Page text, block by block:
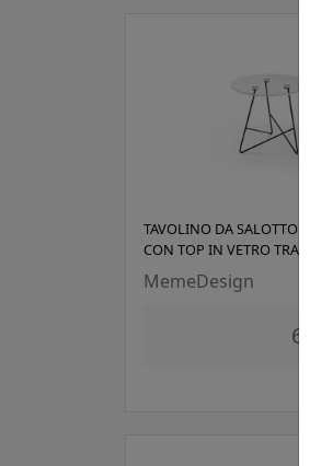
TAVOLINO DA SALOTTO
CON TOP IN VETRO
MemeDesign